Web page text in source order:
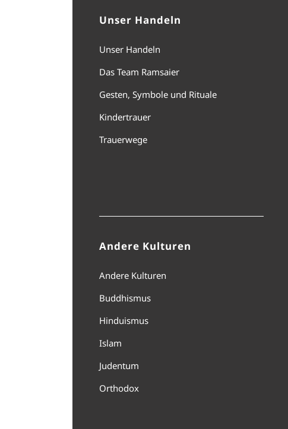
Unser Handeln
Unser Handeln
Das Team Ramsaier
Gesten, Symbole und Rituale
Kindertrauer
Trauerwege
Andere Kulturen
Andere Kulturen
Buddhismus
Hinduismus
Islam
Judentum
Orthodox